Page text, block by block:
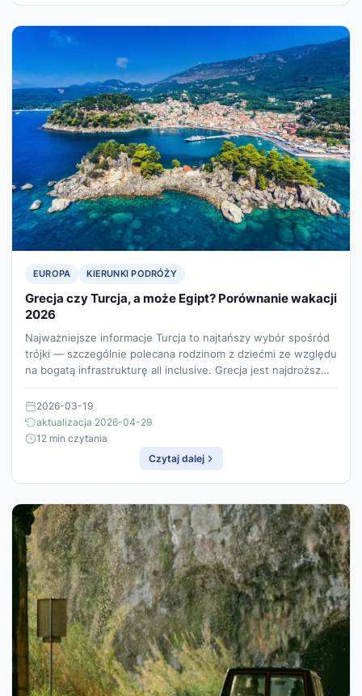
EUROPA KIERUNKI PODRÓŻY
Grecja czy Turcja, a może Egipt? Porównanie wakacji
2026
Najważniejsze informacje Turcja to najtańszy wybór spośród
trójki — szczególnie polecana rodzinom z dziećmi ze względu
na bogatą infrastrukturę all inclusive. Grecja jest najdroższ…
2026-03-19
aktualizacja 2026-04-29
12 min czytania
Czytaj dalej